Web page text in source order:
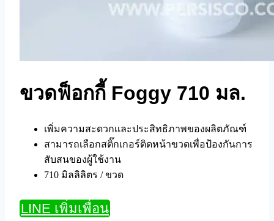
ขวดฟ็อกกี้ Foggy 710 มล.
เพิ่มความสะดวกเเละประสิทธิภาพของผลิตภัณฑ์
สามารถเลือกสติ๊กเกอร์ติดหน้าขวดเพื่อป้องกันการ
สับสนของผู้ใช้งาน
710 มิลลิลิตร / ขวด
LINE เพิ่มเพื่อน